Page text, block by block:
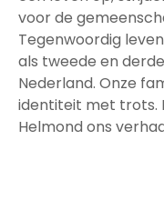
voor de
Tegenwoordig
als tweede en
Nederland. Onze
identiteit met trots.
Helmond ons